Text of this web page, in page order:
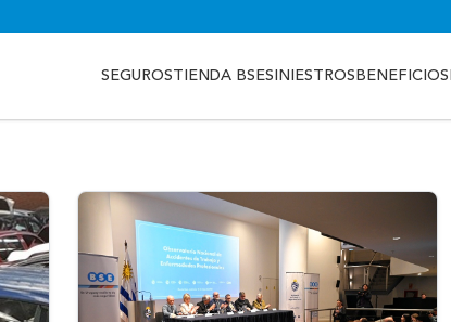
SEGUROSTIENDA BSESINIESTROS BENEFICIOS